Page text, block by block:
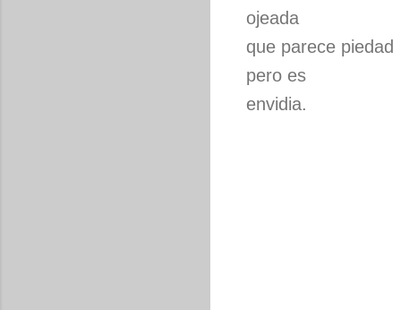
ojeada
que parece piedad
pero es
envidia.